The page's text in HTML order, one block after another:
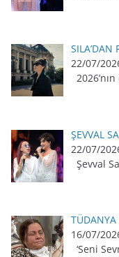
SILA’DAN
22/07/
ŞEVVAL
22/07/
Şevval
16/07/
‘Seni